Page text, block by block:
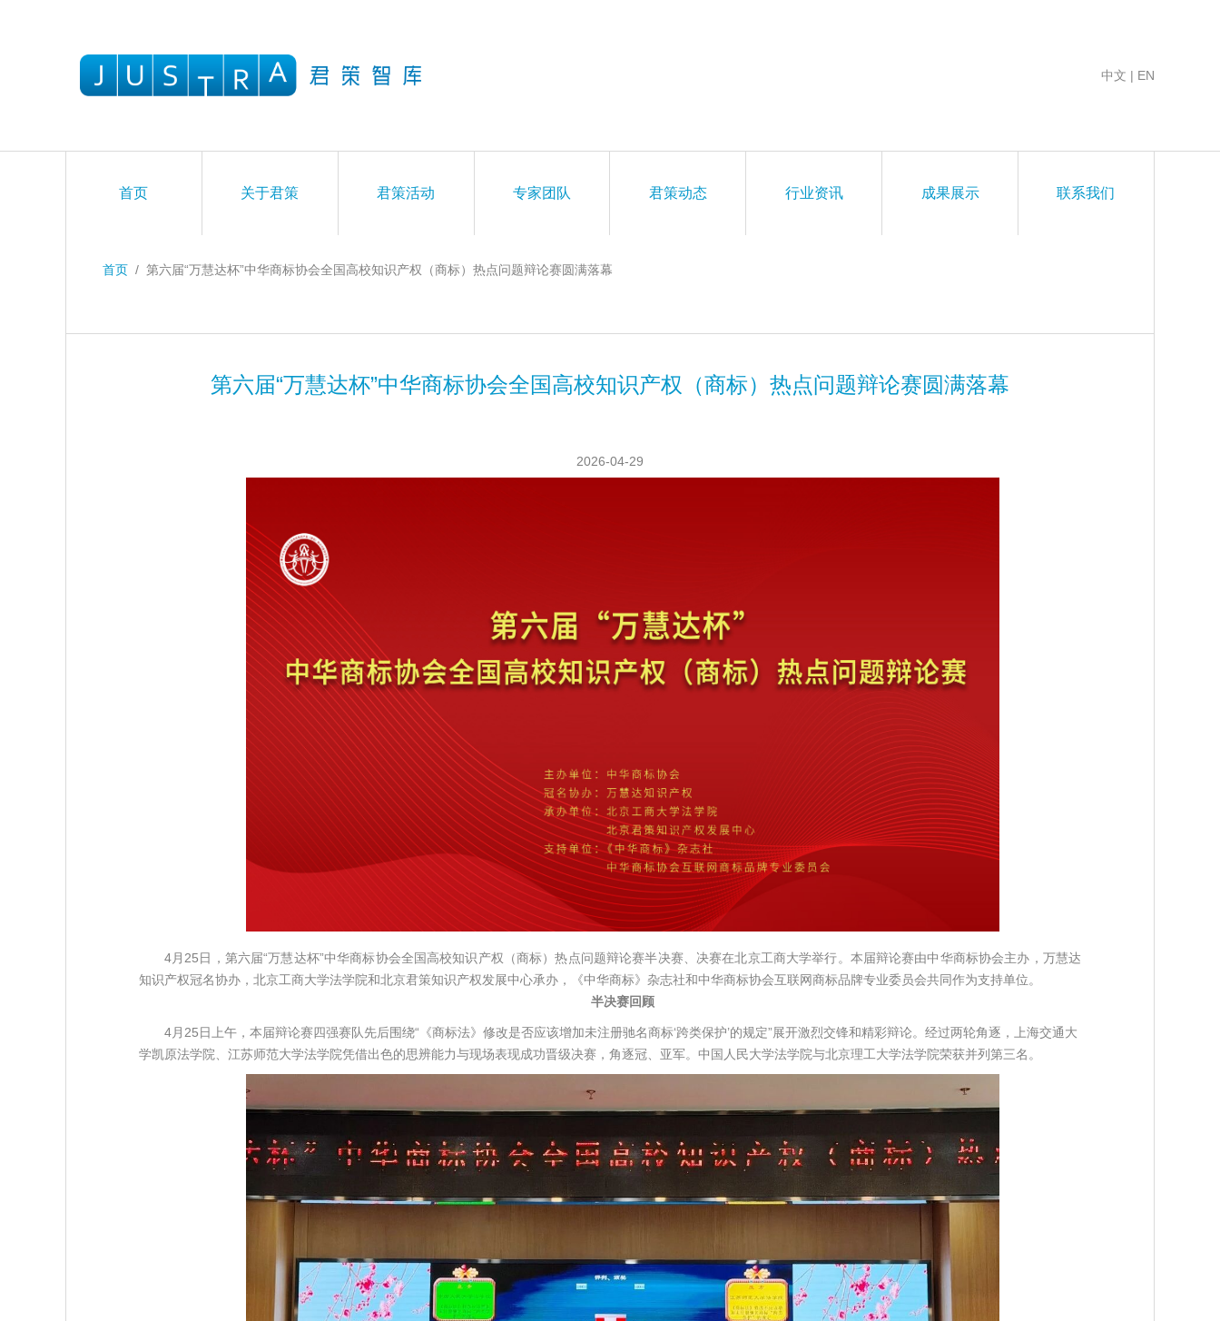
中文 | EN
首页 关于君策 君策活动 专家团队 君策动态 行业资讯 成果展示 联系我们
首页 / 第六届“万慧达杯”中华商标协会全国高校知识产权（商标）热点问题辩论赛圆满落幕
第六届“万慧达杯”中华商标协会全国高校知识产权（商标）热点问题辩论赛圆满落幕
2026-04-29
4月25日，第六届“万慧达杯”中华商标协会全国高校知识产权（商标）热点问题辩论赛半决赛、决赛在北京工商大学举行。本届辩论赛由中华商标协会主办，万慧达
知识产权冠名协办，北京工商大学法学院和北京君策知识产权发展中心承办，《中华商标》杂志社和中华商标协会互联网商标品牌专业委员会共同作为支持单位。
半决赛回顾
4月25日上午，本届辩论赛四强赛队先后围绕“ 《商标法》 修改是否应该增加未注册驰名商标‘跨类保护’的规定”展开激烈交锋和精彩辩论。经过两轮角逐，上海交通大
学凯原法学院、江苏师范大学法学院凭借出色的思辨能力与现场表现成功晋级决赛，角逐冠、亚军。中国人民大学法学院与北京理工大学法学院荣获并列第三名。